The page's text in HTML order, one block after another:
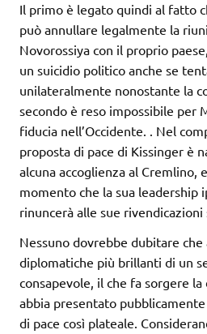
Il primo è legato quindi al fatto
può annullare legalmente la
Novorossiya con il proprio
un suicidio politico anche se
unilateralmente nonostante la
secondo è reso impossibile per
fiducia nell’Occidente. . Nel
proposta di pace di Kissinger è
alcuna accoglienza al Cremlino,
momento che la sua leadership
rinuncerà alle sue rivendicazioni
Nessuno dovrebbe dubitare
diplomatiche più brillanti di un
consapevole, il che fa sorgere la
abbia presentato
di pace così plateale.